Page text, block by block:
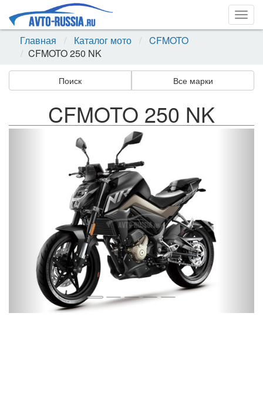
Главная
Каталог мото
CFMOTO
CFMOTO 250 NK
Поиск Все марки
CFMOTO 250 NK